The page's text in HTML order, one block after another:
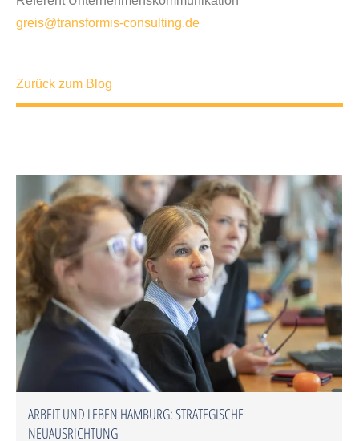
greis@transformis-consulting.de
Zurück zum Blog
ARBEIT UND LEBEN HAMBURG: STRATEGISCHE
NEUAUSRICHTUNG